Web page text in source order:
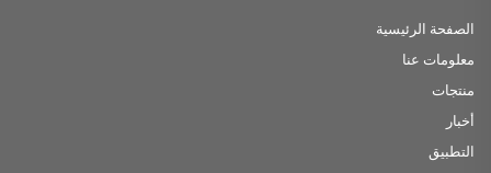
الصفحة الرئيسية
معلومات عنا
منتجات
أخبار
التطبيق